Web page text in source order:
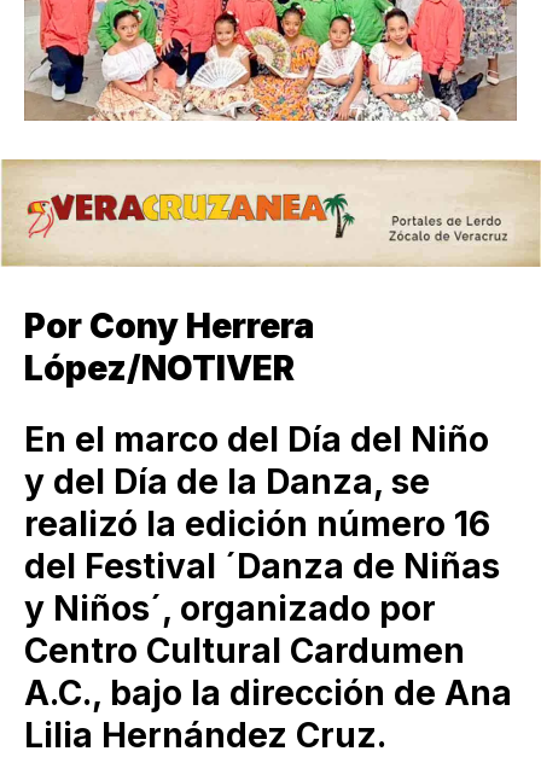
Por Cony Herrera
López/NOTIVER
En el marco del Día del Niño
y del Día de la Danza, se
realizó la edición número 16
del Festival ´Danza de Niñas
y Niños´, organizado por
Centro Cultural Cardumen
A.C., bajo la dirección de Ana
Lilia Hernández Cruz.